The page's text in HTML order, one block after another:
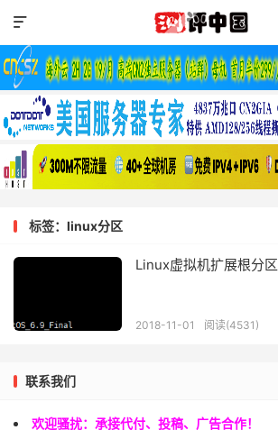

标签：linux分区
Linux虚拟机扩展根分区
2018-11-01 阅读(4531)
联系我们
欢迎骚扰：承接代付、投稿、广告合作！